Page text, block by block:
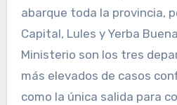
abarque toda la provincia,
Capital, Lules y Yerba
Ministerio son los tres
más elevados de casos
como la única salida para